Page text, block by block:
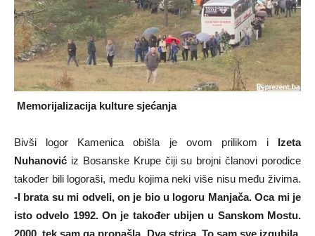
Memorijalizacija kulture sjećanja
Bivši logor Kamenica obišla je ovom prilikom i
Izeta
Nuhanović iz Bosanske Krupe čiji su brojni članovi porodice
također bili logoraši, među kojima neki više nisu među živima.
-I brata su mi odveli, on je bio u logoru Manjača. Oca mi je
isto odvelo 1992. On je također ubijen u Sanskom Mostu.